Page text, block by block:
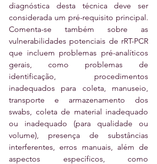
diagnóstica desta técnica deve ser
considerada um pré-requisito principal.
Comenta-se também sobre as
vulnerabilidades potenciais de rRT-PCR
que incluem problemas pré-analíticos
gerais, como problemas de
identificação, procedimentos
inadequados para coleta, manuseio,
transporte e armazenamento dos
swabs, coleta de material inadequado
ou inadequado (para qualidade ou
volume), presença de substâncias
interferentes, erros manuais, além de
aspectos específicos, como